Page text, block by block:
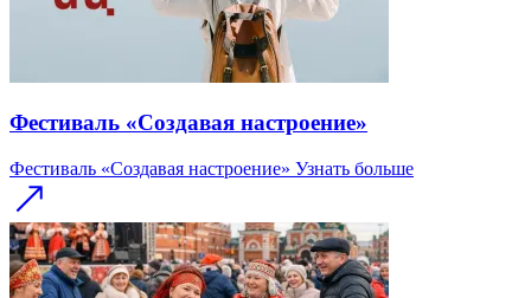
Фестиваль «Создавая настроение»
Фестиваль «Создавая настроение» Узнать больше